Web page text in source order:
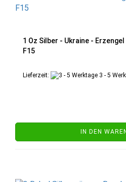
1 Oz Silber - Ukraine -
F15
Lieferzeit: 3 - 5
IN DEN